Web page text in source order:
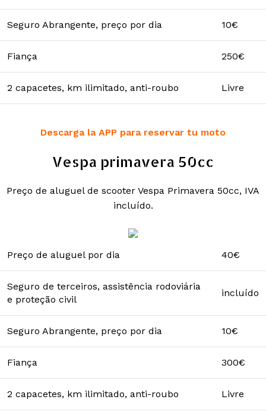
Seguro Abrangente, preço por dia 10€
Fiança 250€
2 capacetes, km ilimitado, anti-roubo Livre
Descarga la APP para reservar tu moto
Vespa primavera 50cc
Preço de aluguel de scooter Vespa Primavera 50cc, IVA
incluído.
Preço de aluguel por dia 40€
Seguro de terceiros, assistência rodoviária
e proteção civil
incluído
Seguro Abrangente, preço por dia 10€
Fiança 300€
2 capacetes, km ilimitado, anti-roubo Livre